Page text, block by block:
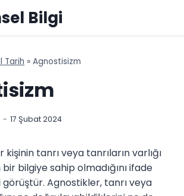
Bilgi
Tarih » Agnostisizm
17 Şubat 2024
tanrı veya tanrıların varlığı
bilgiye sahip olmadığını ifade
Agnostikler, tanrı veya